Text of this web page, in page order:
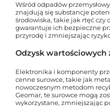
Wśród odpadów
znajdują się substancje
środowiska, takie jak rtęć czy
gwarantuje ich bezpieczne
przyrodę i zmniejszając
Odzysk wartościowych
Elektronika i komponenty
cenne surowce, takie jak
nowoczesnym metodom
Geomar, te surowce mogą
wykorzystane, zmniejszając